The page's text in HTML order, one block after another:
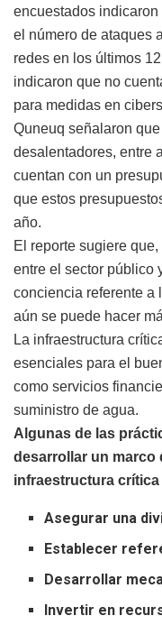
encuestados
el número de ataques
redes en los últimos
indicaron que no
para medidas en
Quneuq señalaron
desalentadores, entre
cuentan con un
que estos
año.
El reporte sugiere
entre el sector público
conciencia referente a
aún se puede hacer
La infraestructura
esenciales para el
como servicios
suministro de agua.
Algunas de las
desarrollar un marco
infraestructura
Asegurar una
Establecer
Desarrollar
Invertir en